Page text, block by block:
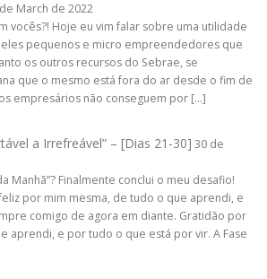
March de 2022
vocês?! Hoje eu vim falar sobre uma utilidade
pequenos e micro empreendedores que
os outros recursos do Sebrae, se
que o mesmo está fora do ar desde o fim de
empresários não conseguem por […]
a Irrefreável” – [Dias 21-30] 30 de
Manhã”? Finalmente conclui o meu desafio!
por mim mesma, de tudo o que aprendi, e
comigo de agora em diante. Gratidão por
aprendi, e por tudo o que está por vir. A Fase